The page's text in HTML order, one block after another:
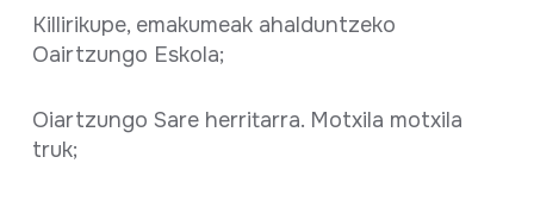
Killirikupe, emakumeak ahalduntzeko
Oairtzungo Eskola;
Oiartzungo Sare herritarra. Motxila motxila
truk;